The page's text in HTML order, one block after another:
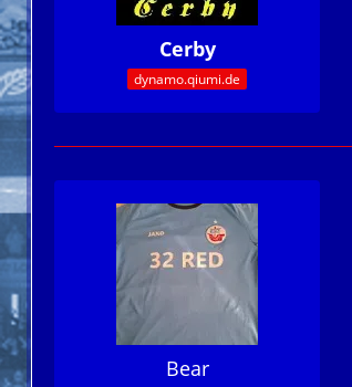
Cerby
dynamo.qiumi.de
Bear